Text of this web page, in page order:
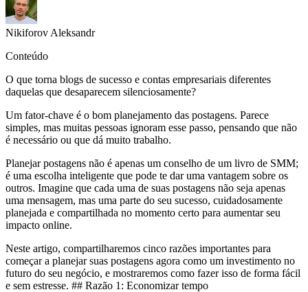
Nikiforov Aleksandr
Conteúdo
O que torna blogs de sucesso e contas empresariais diferentes
daquelas que desaparecem silenciosamente?
Um fator-chave é o bom planejamento das postagens. Parece
simples, mas muitas pessoas ignoram esse passo, pensando que não
é necessário ou que dá muito trabalho.
Planejar postagens não é apenas um conselho de um livro de SMM;
é uma escolha inteligente que pode te dar uma vantagem sobre os
outros. Imagine que cada uma de suas postagens não seja apenas
uma mensagem, mas uma parte do seu sucesso, cuidadosamente
planejada e compartilhada no momento certo para aumentar seu
impacto online.
Neste artigo, compartilharemos cinco razões importantes para
começar a planejar suas postagens agora como um investimento no
futuro do seu negócio, e mostraremos como fazer isso de forma fácil
e sem estresse. ## Razão 1: Economizar tempo